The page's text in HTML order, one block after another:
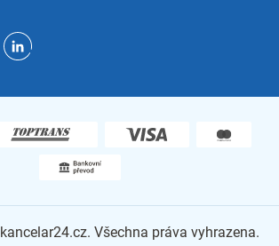
kancelar24.cz. Všechna práva vyhrazena.